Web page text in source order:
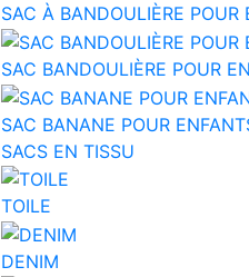
SAC À BANDOULIÈRE POUR
SAC BANDOULIÈRE POUR
SAC BANANE POUR
SACS EN TISSU
TOILE
DENIM